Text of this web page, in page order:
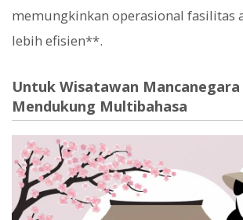
memungkinkan operasional fasilitas
lebih efisien**.
Untuk Wisatawan Mancanegara
Mendukung Multibahasa